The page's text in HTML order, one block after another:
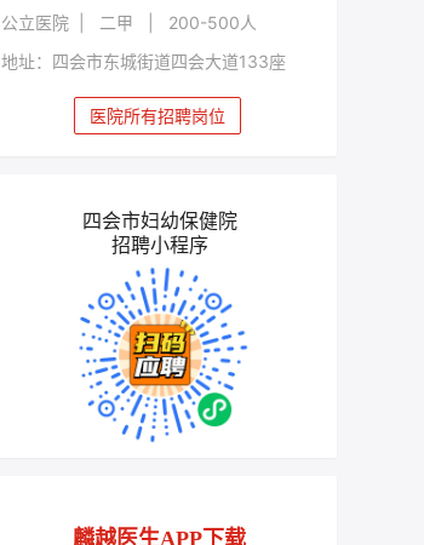
公立医院 | 二甲 | 200-500人
地址：四会市东城街道四会大道133座
医院所有招聘岗位
四会市妇幼保健院
招聘小程序
麟越医生APP下载